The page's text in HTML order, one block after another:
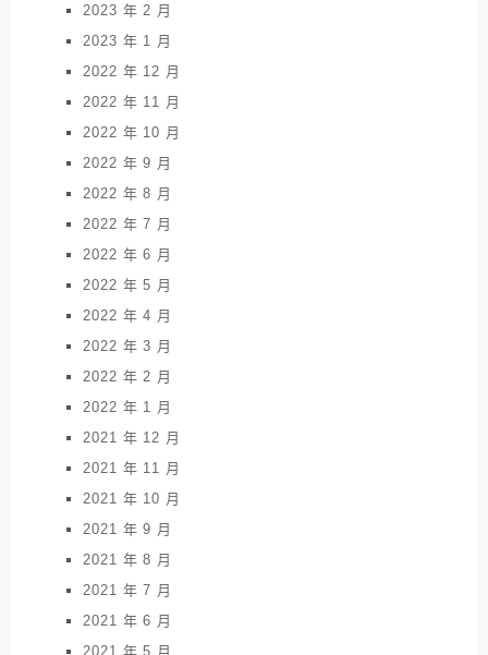
2023 年 2 月
2023 年 1 月
2022 年 12 月
2022 年 11 月
2022 年 10 月
2022 年 9 月
2022 年 8 月
2022 年 7 月
2022 年 6 月
2022 年 5 月
2022 年 4 月
2022 年 3 月
2022 年 2 月
2022 年 1 月
2021 年 12 月
2021 年 11 月
2021 年 10 月
2021 年 9 月
2021 年 8 月
2021 年 7 月
2021 年 6 月
2021 年 5 月